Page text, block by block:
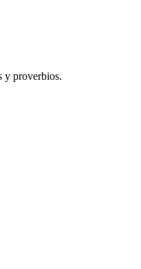
y proverbios.